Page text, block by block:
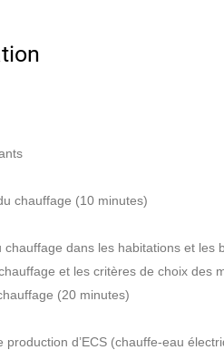
chauffage (10 minutes)
chauffage dans les habitations et les
et les critères de choix des
(20 minutes)
d’ECS (chauffe-eau